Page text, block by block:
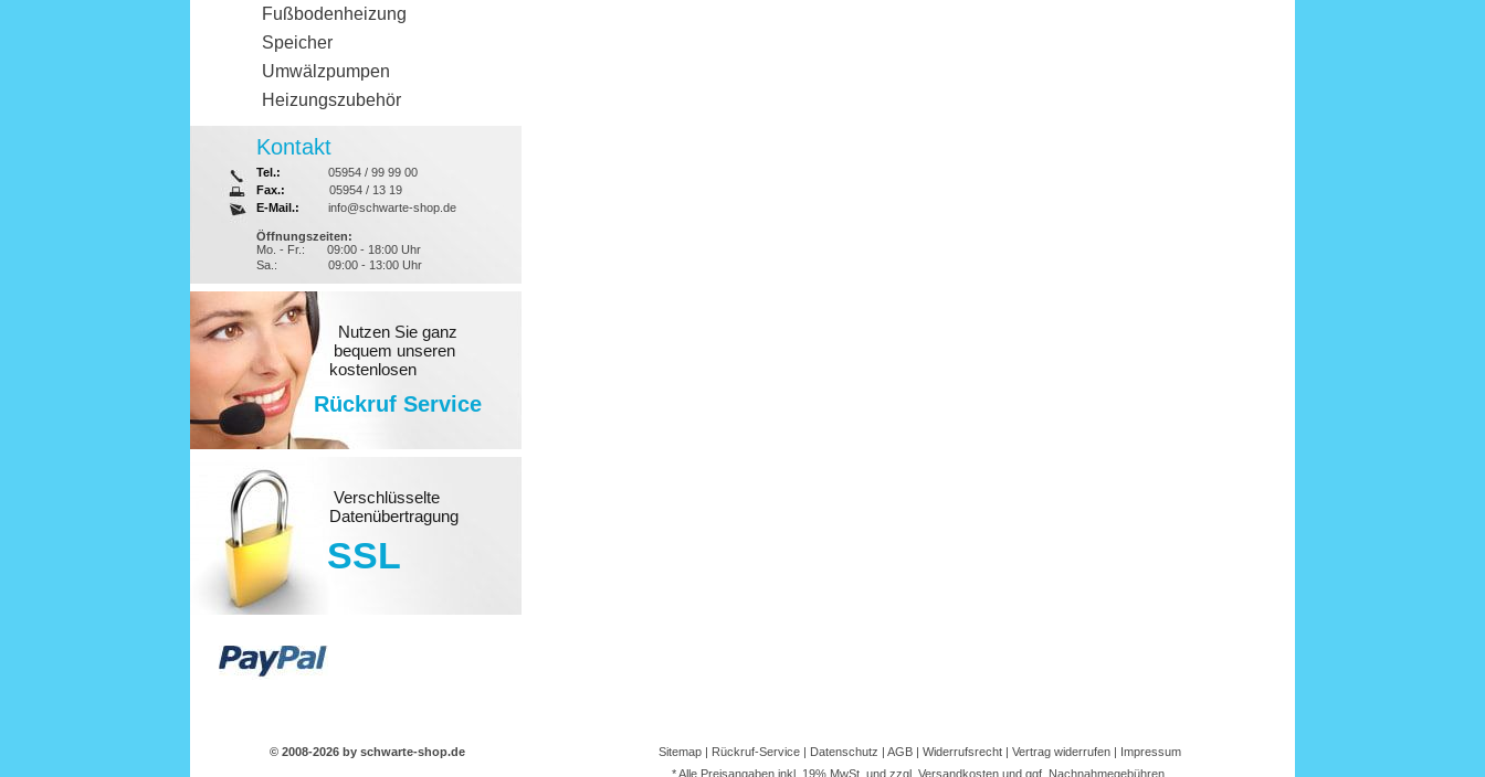
Fußbodenheizung
Speicher
Umwälzpumpen
Heizungszubehör
Kontakt
Tel.:
05954 / 99 99 00
Fax.:
05954 / 13 19
E-Mail.:
info@schwarte-shop.de
Öffnungszeiten:
Mo. - Fr.:
09:00 - 18:00 Uhr
Sa.:
09:00 - 13:00 Uhr
Nutzen Sie ganz
bequem unseren
kostenlosen
Rückruf Service
Verschlüsselte
Datenübertragung
SSL
© 2008-2026 by schwarte-shop.de Sitemap| Rückruf-Service| Datenschutz | AGB| Widerrufsrecht| Vertrag widerrufen| Impressum
* Alle Preisangaben inkl. 19% MwSt. und zzgl. Versandkostenund ggf. Nachnahmegebühren.